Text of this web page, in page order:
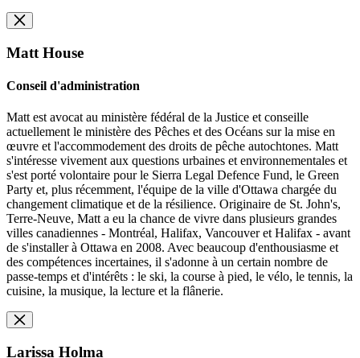
Matt House
Conseil d'administration
Matt est avocat au ministère fédéral de la Justice et conseille
actuellement le ministère des Pêches et des Océans sur la mise en
œuvre et l'accommodement des droits de pêche autochtones. Matt
s'intéresse vivement aux questions urbaines et environnementales et
s'est porté volontaire pour le Sierra Legal Defence Fund, le Green
Party et, plus récemment, l'équipe de la ville d'Ottawa chargée du
changement climatique et de la résilience. Originaire de St. John's,
Terre-Neuve, Matt a eu la chance de vivre dans plusieurs grandes
villes canadiennes - Montréal, Halifax, Vancouver et Halifax - avant
de s'installer à Ottawa en 2008. Avec beaucoup d'enthousiasme et
des compétences incertaines, il s'adonne à un certain nombre de
passe-temps et d'intérêts : le ski, la course à pied, le vélo, le tennis, la
cuisine, la musique, la lecture et la flânerie.
Larissa Holma